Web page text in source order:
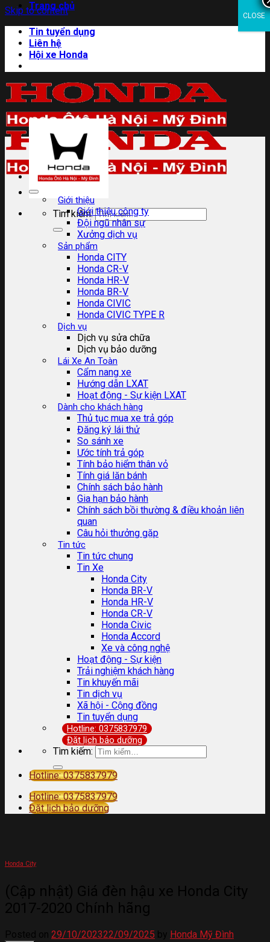
Skip to content
Trang chủ
Tin tuyển dụng
Liên hệ
Hội xe Honda
Tìm kiếm:
Giới thiệu
Giới thiệu công ty
Đội ngũ nhân sự
Xưởng dịch vụ
Sản phẩm
Honda CITY
Honda CR-V
Honda HR-V
Honda BR-V
Honda CIVIC
Honda CIVIC TYPE R
Dịch vụ
Dịch vụ sửa chữa
Dịch vụ bảo dưỡng
Lái Xe An Toàn
Cẩm nang xe
Hướng dẫn LXAT
Hoạt động - Sự kiện LXAT
Dành cho khách hàng
Thủ tục mua xe trả góp
Đăng ký lái thử
So sánh xe
Ước tính trả góp
Tính bảo hiểm thân vỏ
Tính giá lăn bánh
Chính sách bảo hành
Gia hạn bảo hành
Chính sách bồi thường & điều khoản liên
quan
Câu hỏi thưởng gặp
Tin tức
Tin tức chung
Tin Xe
Honda City
Honda BR-V
Honda HR-V
Honda CR-V
Honda Civic
Honda Accord
Xe và công nghệ
Hoạt động - Sự kiện
Trải nghiệm khách hàng
Tin khuyến mãi
Tin dịch vụ
Xã hội - Cộng đồng
Tin tuyển dụng
Hotline: 0375837979
Đặt lịch bảo dưỡng
Tìm kiếm:
Hotline: 0375837979
Hotline: 0375837979
Đặt lịch bảo dưỡng
Honda City
29/10/202322/09/2025 Honda Mỹ Đình
CLOSE